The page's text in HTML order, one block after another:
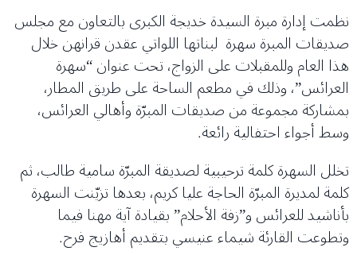
نظمت إدارة مبرة السيدة خديجة الكبرى بالتعاون مع مجلس
صديقات المبرة سهرة لبناتها اللواتي عقدن قرانهن خلال
هذا العام وللمقبلات على الزواج، تحت عنوان “سهرة
العرائس”، وذلك في مطعم الساحة على طريق المطار،
بمشاركة مجموعة من صديقات المبرّة وأهالي العرائس،
وسط أجواء احتفالية رائعة.
تخلل السهرة كلمة ترحيبية لصديقة المبرّة سامية طالب، ثم
كلمة لمديرة المبرّة الحاجة عليا كريم، بعدها تزيّنت السهرة
بأناشيد للعرائس و”زفة الأحلام” بقيادة آية مهنا فيما
وتطوعت القارئة شيماء عنيسي بتقديم أهازيج فرح.